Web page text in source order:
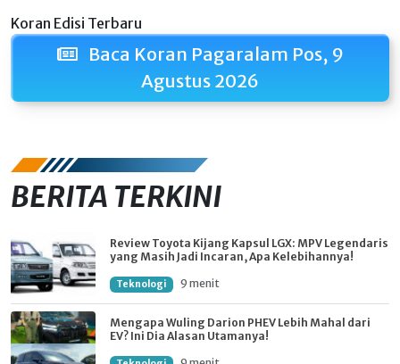
Koran Edisi Terbaru
Baca Koran Pagaralam Pos, 9
Agustus 2026
BERITA TERKINI
Review Toyota Kijang Kapsul LGX: MPV Legendaris
yang Masih Jadi Incaran, Apa Kelebihannya!
Teknologi 9 menit
Mengapa Wuling Darion PHEV Lebih Mahal dari
EV? Ini Dia Alasan Utamanya!